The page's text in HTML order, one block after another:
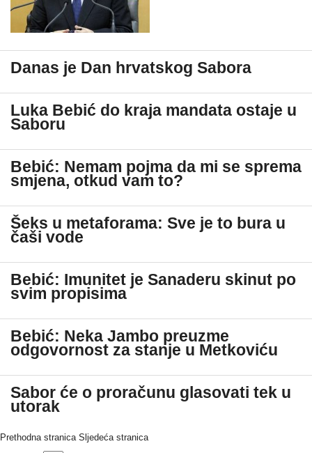
Danas je Dan hrvatskog Sabora
Luka Bebić do kraja mandata ostaje u
Saboru
Bebić: Nemam pojma da mi se sprema
smjena, otkud vam to?
Šeks u metaforama: Sve je to bura u
čaši vode
Bebić: Imunitet je Sanaderu skinut po
svim propisima
Bebić: Neka Jambo preuzme
odgovornost za stanje u Metkoviću
Sabor će o proračunu glasovati tek u
utorak
Prethodna stranica Sljedeća stranica